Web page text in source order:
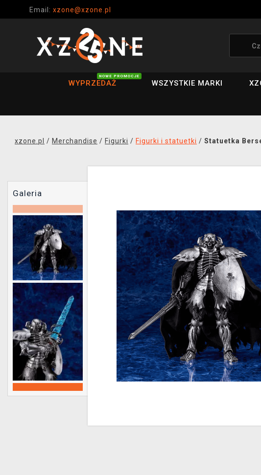
Email: xzone@xzone.pl
WYPRZEDAŻ
NOWE PROMOCJE
WSZYSTKIE MARKI
xzone.pl / Merchandise / Figurki / Figurki i statuetki / Statuetka
Galeria